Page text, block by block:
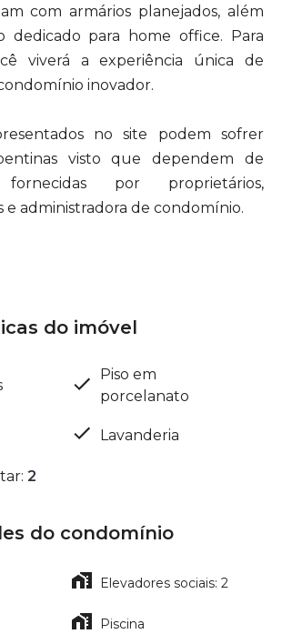
com armários planejados, além
dedicado para home office. Para
viverá a experiência única de
inovador.
no site podem sofrer
visto que dependem de
fornecidas por proprietários,
e administradora de condomínio.
do imóvel
Piso em
porcelanato
Lavanderia
: 2
do condomínio
Elevadores sociais: 2
Piscina